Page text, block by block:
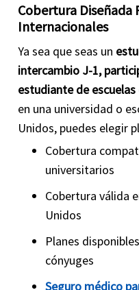
Cobertura Diseñada
Internacionales
Ya sea que seas un
intercambio J-1,
estudiante de
en una universidad o
Unidos, puedes elegir
Cobertura
universitarios
Cobertura válida
Unidos
Planes
cónyuges
Seguro médico